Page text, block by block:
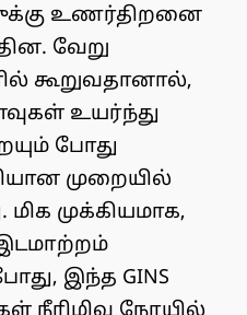
உணர்திறனை
வேறு
கூறுவதானால்,
உயர்ந்து
போது
முறையில்
மிக முக்கியமாக,
​​​​இந்த GINS